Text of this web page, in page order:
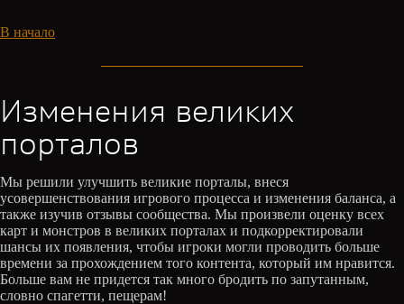
В начало
Изменения великих
порталов
Мы решили улучшить великие порталы, внеся
усовершенствования игрового процесса и изменения баланса, а
также изучив отзывы сообщества. Мы произвели оценку всех
карт и монстров в великих порталах и подкорректировали
шансы их появления, чтобы игроки могли проводить больше
времени за прохождением того контента, который им нравится.
Больше вам не придется так много бродить по запутанным,
словно спагетти, пещерам!